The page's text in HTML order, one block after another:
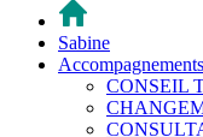
Sabine
Accompagnements
CONSEIL